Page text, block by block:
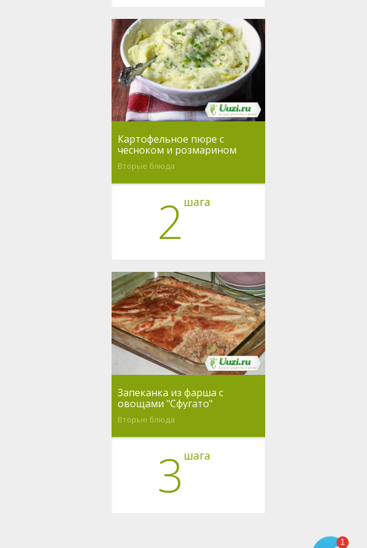
Картофельное пюре с
чесноком и розмарином
Вторые блюда
2 шага
Запеканка из фарша с
овощами "Сфугато"
Вторые блюда
3 шага
1